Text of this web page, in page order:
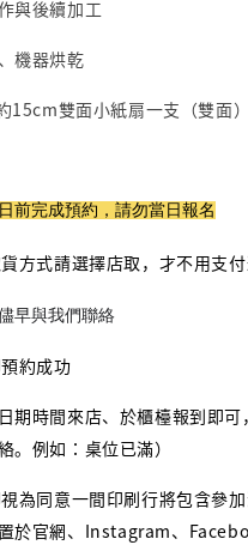
與後續加工
機器烘乾
15cm雙面小紙扇一支（雙面）
前完成預約，請勿當日報名
方式請選擇店取，才不用支付
早與我們聯絡
約成功
期時間來店、於櫃檯報到即
。例如：桌位已滿）
為同意一間印刷行將包含參
於官網、Instagram、